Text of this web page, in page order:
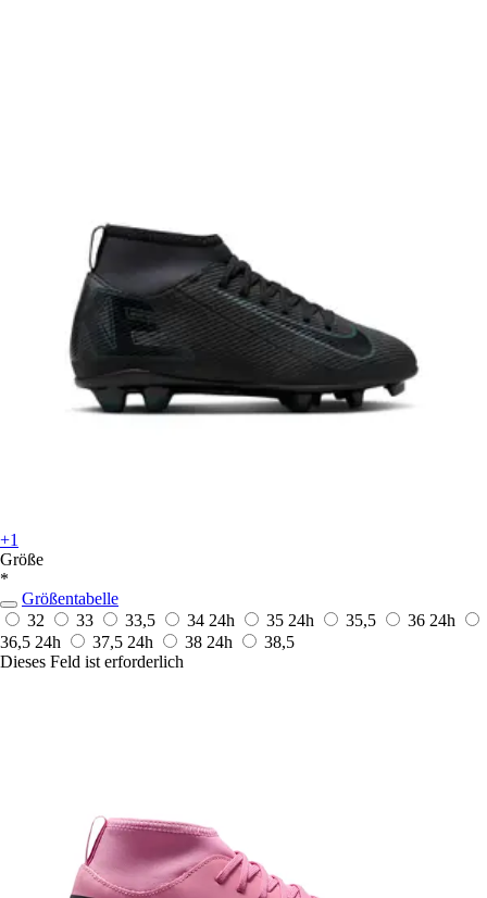
+1
Größe
*
Größentabelle
32
33 33,5 34 24h 35 24h 35,5 36 24h
36,5 24h 37,5 24h 38 24h
38,5
Dieses Feld ist erforderlich